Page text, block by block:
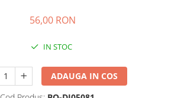
56,00 RON
IN STOC
ADAUGA IN COS